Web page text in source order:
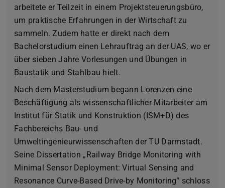
arbeitete er Teilzeit in einem Projektsteuerungsbüro,
um praktische Erfahrungen in der Wirtschaft zu
sammeln. Zudem hatte er direkt nach dem
Bachelorstudium einen Lehrauftrag an der UAS, wo er
über sieben Jahre Vorlesungen und Übungen in
Baustatik und Stahlbau hielt.
Nach dem Masterstudium begann Lorenzen eine
Beschäftigung als wissenschaftlicher Mitarbeiter am
Institut für Statik und Konstruktion (ISM+D) des
Fachbereichs Bau- und
Umweltingenieurwissenschaften der TU Darmstadt.
Seine Dissertation „Railway Bridge Monitoring with
Minimal Sensor Deployment: Virtual Sensing and
Resonance Curve-Based Drive-by Monitoring“ schloss